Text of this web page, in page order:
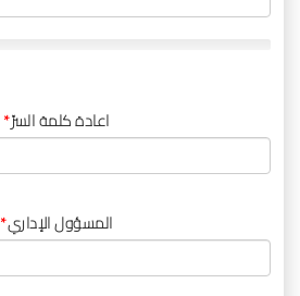
اعادة كلمة السرّ*
المسؤول الإداري*